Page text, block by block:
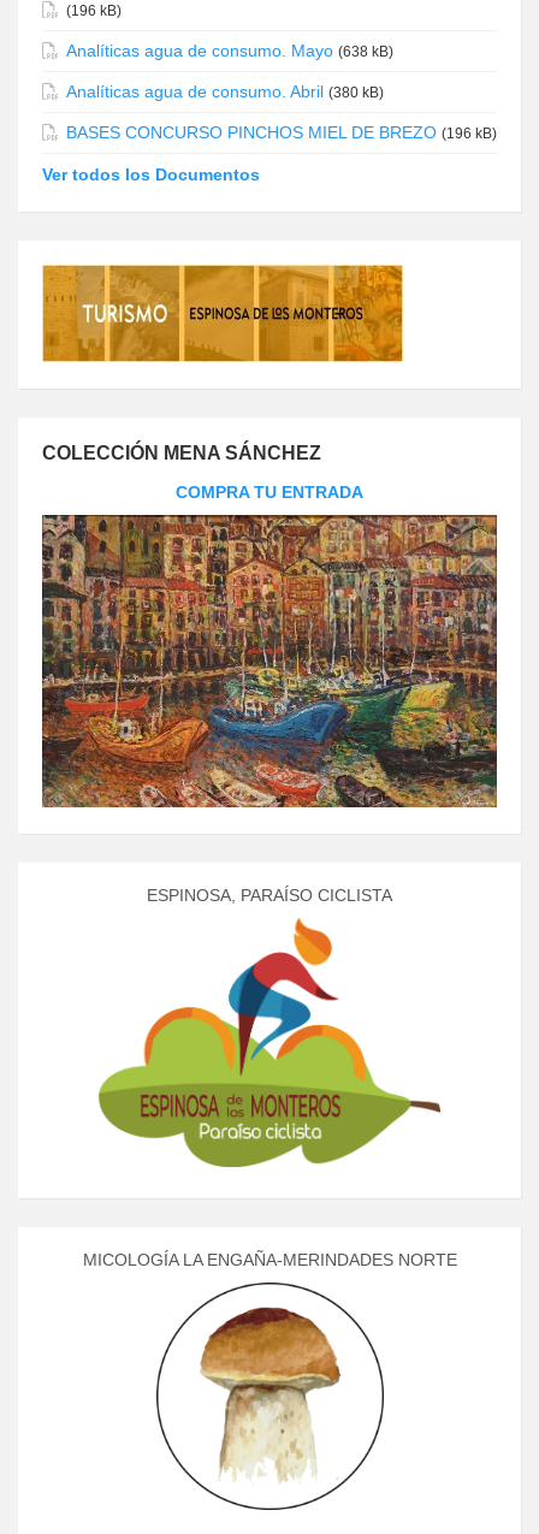
(196 kB)
Analíticas agua de consumo. Mayo (638 kB)
Analíticas agua de consumo. Abril (380 kB)
BASES CONCURSO PINCHOS MIEL DE BREZO (196 kB)
Ver todos los Documentos
COLECCIÓN MENA SÁNCHEZ
COMPRA TU ENTRADA
ESPINOSA, PARAÍSO CICLISTA
MICOLOGÍA LA ENGAÑA-MERINDADES NORTE